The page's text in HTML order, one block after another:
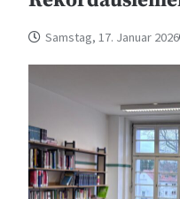
Samstag, 17. Januar 2026